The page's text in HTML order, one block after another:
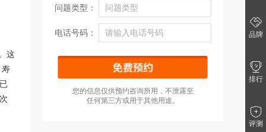
这
寿
问题类型：
电话号码：
您的信息仅供预约咨询所用，不泄露至
任何第三方或用于其他用途。
品牌
排行
评测